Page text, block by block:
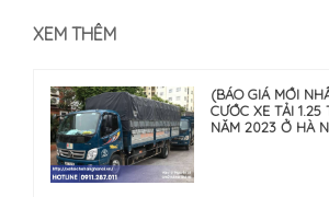
XEM THÊM
(BÁO GIÁ MỚI
CƯỚC XE TẢI 1.25
NĂM 2023 Ở HÀ